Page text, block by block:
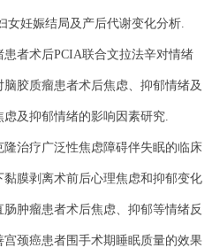
女妊娠结局及产后代谢变化分析.
者术后PCIA联合文拉法辛对情绪
胶质瘤患者术后焦虑、抑郁情绪及
及抑郁情绪的影响因素研究.
治疗广泛性焦虑障碍伴失眠的临床
膜剥离术前后心理焦虑和抑郁变化
肿瘤患者术后焦虑、抑郁等情绪反
颈癌患者围手术期睡眠质量的效果